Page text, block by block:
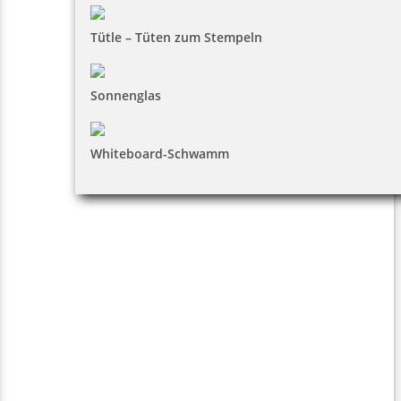
Tütle – Tüten zum Stempeln
Sonnenglas
Whiteboard-Schwamm